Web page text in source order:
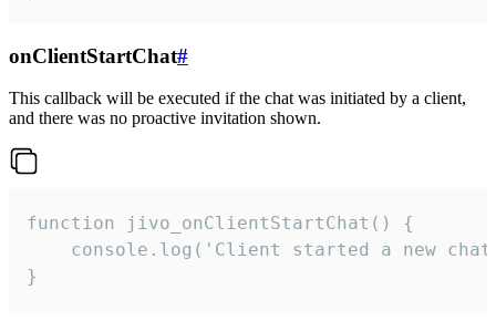
onClientStartChat#
This callback will be executed if the chat was initiated by a client,
and there was no proactive invitation shown.
function jivo_onClientStartChat() {
console.log('Client started a new
}